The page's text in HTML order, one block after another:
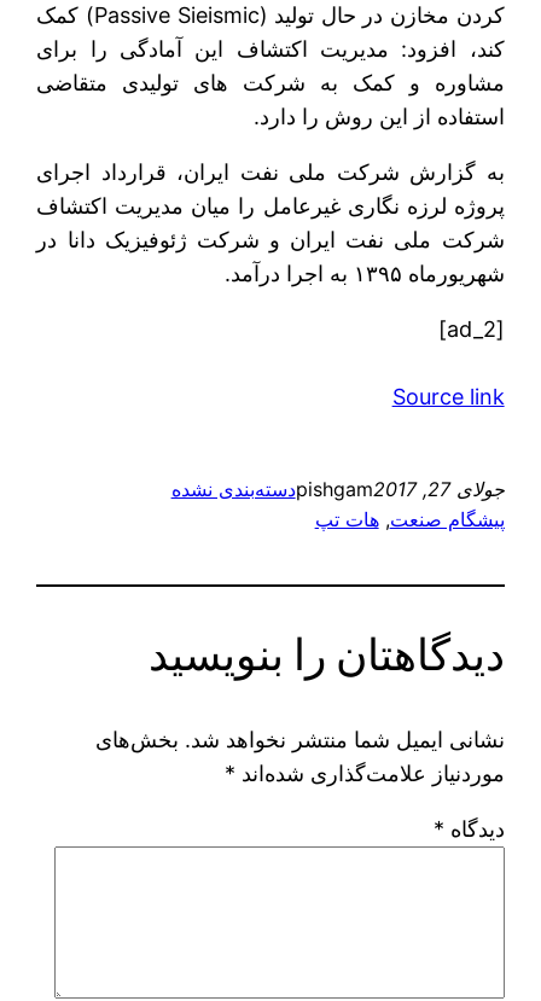
کردن مخازن در حال تولید (Passive Sieismic) کمک
کند، افزود: مدیریت اکتشاف این آمادگی را برای
مشاوره و کمک به شرکت های تولیدی متقاضی
استفاده از این روش را دارد.
به گزارش شرکت ملی نفت ایران، قرارداد اجرای
پروژه لرزه نگاری غیرعامل را میان مدیریت اکتشاف
شرکت ملی نفت ایران و شرکت ژئوفیزیک دانا در
شهریورماه ۱۳۹۵ به اجرا درآمد.
[ad_2]
Source link
جولای 27, 2017 pishgamدسته‌بندی نشده
پیشگام صنعت, هات تپ
دیدگاهتان را بنویسید
نشانی ایمیل شما منتشر نخواهد شد. بخش‌های
موردنیاز علامت‌گذاری شده‌اند *
دیدگاه *